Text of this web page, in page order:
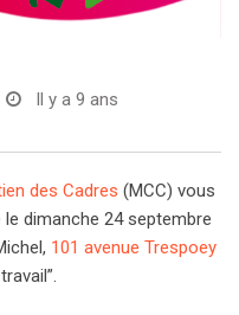
Il y a 9 ans
des Cadres (MCC) vous
dimanche 24 septembre
101 avenue Trespoey